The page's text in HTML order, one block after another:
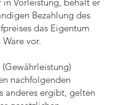
Bezahlung des
das Eigentum
vor.
nachfolgenden
anderes ergibt, gelten